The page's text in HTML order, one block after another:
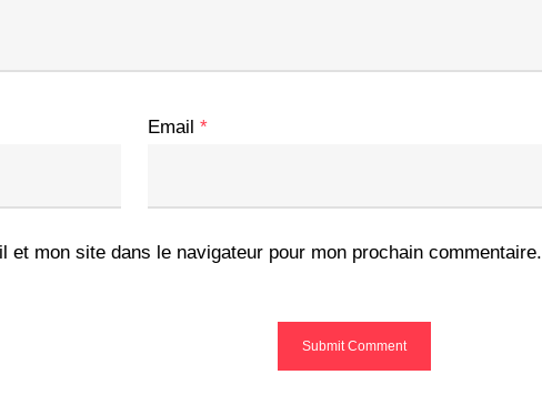
Email *
et mon site dans le navigateur pour mon prochain commentaire.